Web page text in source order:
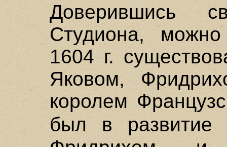
Доверившись
Студиона,
1604 г.
Яковом,
королем
был в развитие